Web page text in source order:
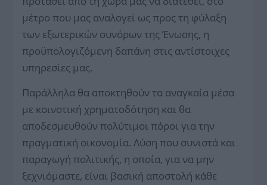
μέτρο που μας αναλογεί ως προς τη φύλαξη
των εξωτερικών συνόρων της Ένωσης, η
προϋπολογιζόμενη δαπάνη στις αντίστοιχες
υπηρεσίες μας.
Παράλληλα θα αποκτηθούν τα αναγκαία μέσα
με κοινοτική χρηματοδότηση και θα
αποδεσμευθούν πολύτιμοι πόροι για την
πραγματική οικονομία. Λύση που συνιστά και
παραγωγή πολιτικής, η οποία, για να μην
ξεχνιόμαστε, είναι βασική αποστολή κάθε